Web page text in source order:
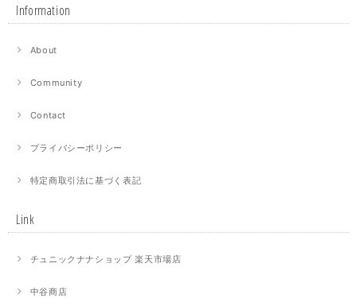
Information
About
Community
Contact
プライバシーポリシー
特定商取引法に基づく表記
Link
チュニックナナショップ 楽天市場店
中谷商店